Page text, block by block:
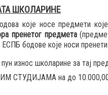
ШКОЛАРИНЕ
које носе предмети
пренетог предмета
бодове које носи
износ школарине за тај
на до 10.000,00